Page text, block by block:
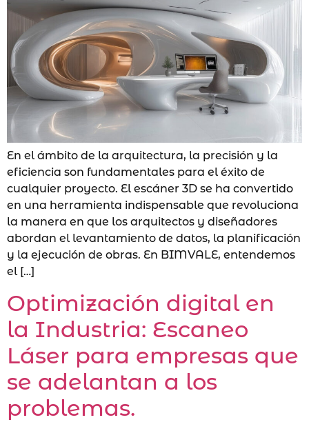
En el ámbito de la arquitectura, la precisión y la
eficiencia son fundamentales para el éxito de
cualquier proyecto. El escáner 3D se ha convertido
en una herramienta indispensable que revoluciona
la manera en que los arquitectos y diseñadores
abordan el levantamiento de datos, la planificación
y la ejecución de obras. En BIMVALE, entendemos
el […]
Optimización digital en
la Industria: Escaneo
Láser para empresas que
se adelantan a los
problemas.